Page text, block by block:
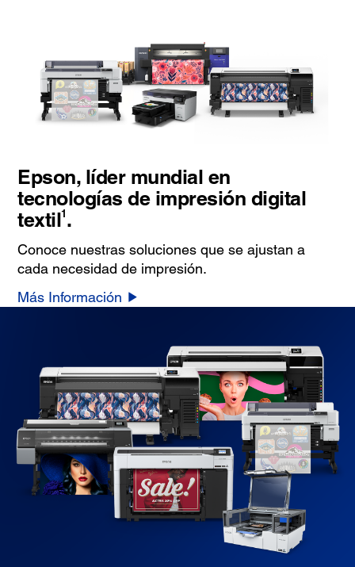
Epson, líder mundial en
tecnologías de impresión digital
textil1.
Conoce nuestras soluciones que se ajustan a
cada necesidad de impresión.
Más Información